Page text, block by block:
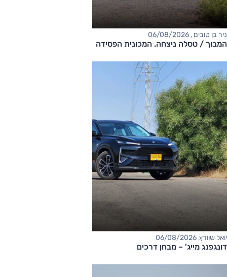
ניר בן טובים , 06/08/2026
המבוך / טסלה ניצחה. המכונית הפסידה
יואל שוורץ, 06/08/2026
דונגפנג מייג' – מבחן דרכים